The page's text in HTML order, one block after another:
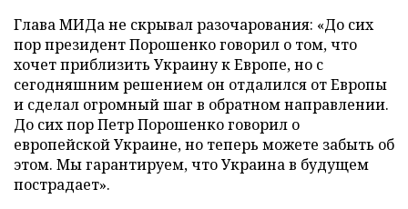
Глава МИДа не скрывал разочарования: «До сих
пор президент Порошенко говорил о том, что
хочет приблизить Украину к Европе, но с
сегодняшним решением он отдалился от Европы
и сделал огромный шаг в обратном направлении.
До сих пор Петр Порошенко говорил о
европейской Украине, но теперь можете забыть об
этом. Мы гарантируем, что Украина в будущем
пострадает».